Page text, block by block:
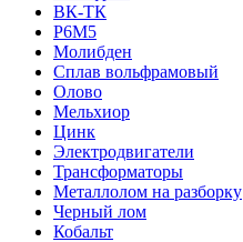
ВК-ТК
Р6М5
Молибден
Сплав вольфрамовый
Олово
Мельхиор
Цинк
Электродвигатели
Трансформаторы
Металлолом на разборку
Черный лом
Кобальт